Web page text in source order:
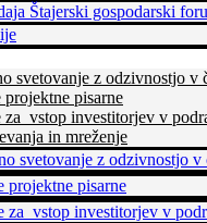
Štajerski gospodarski
svetovanje z odzivnostjo v
projektne pisarne
za vstop investitorjev v
in mreženje
svetovanje z odzivnostjo v
projektne pisarne
za vstop investitorjev v